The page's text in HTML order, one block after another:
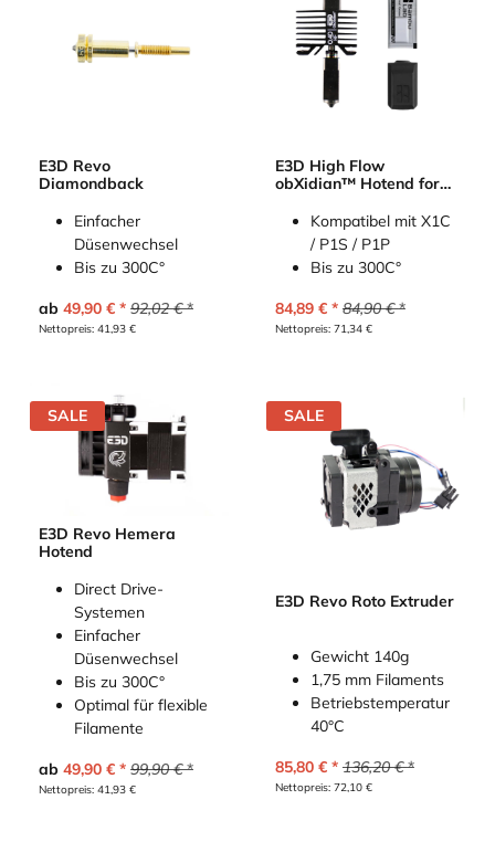
E3D Revo
Diamondback
Einfacher
Düsenwechsel
Bis zu 300C°
ab 49,90 € 92,02€
Nettopreis: 41,93 €
E3D High Flow
obXidian™ Hotend for
Kompatibel mit X1C
/ P1S / P1P
Bis zu 300C°
84,89€ 84,90€
Nettopreis: 71,34€
SALE
E3D Revo Hemera
Hotend
Direct Drive-
Systemen
Einfacher
Düsenwechsel
Bis zu 300C°
Optimal für flexible
Filamente
ab 49,90 € 99,90€
Nettopreis: 41,93 €
SALE
E3D Revo Roto Extruder
Gewicht 140g
1,75 mm Filaments
Betriebstemperatur
40°C
85,80€ 136,20€
Nettopreis: 72,10€